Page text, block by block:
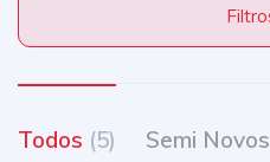
Todos (5) Semi Novos